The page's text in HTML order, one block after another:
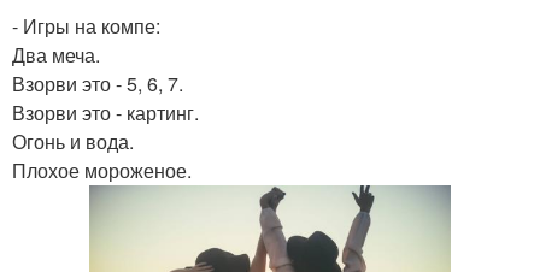
- Игры на компе:
Два меча.
Взорви это - 5, 6, 7.
Взорви это - картинг.
Огонь и вода.
Плохое мороженое.